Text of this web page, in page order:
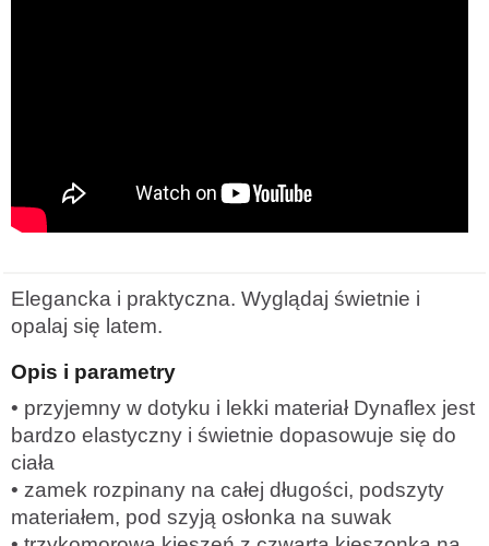
Elegancka i praktyczna. Wyglądaj świetnie i
opalaj się latem.
Opis i parametry
• przyjemny w dotyku i lekki materiał Dynaflex jest
bardzo elastyczny i świetnie dopasowuje się do
ciała
• zamek rozpinany na całej długości, podszyty
materiałem, pod szyją osłonka na suwak